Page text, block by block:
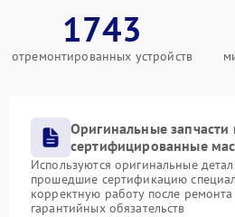
1743
отремонтированных устройств
Оригинальные запчасти
сертифицированные
Используются оригинальные
прошедшие сертификацию
корректную работу после
гарантийных обязательств